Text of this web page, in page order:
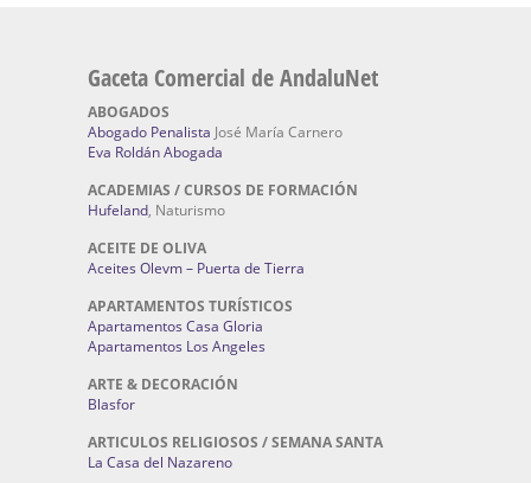
Gaceta Comercial de AndaluNet
ABOGADOS
Abogado Penalista José María Carnero
Eva Roldán Abogada
ACADEMIAS / CURSOS DE FORMACIÓN
Hufeland, Naturismo
ACEITE DE OLIVA
Aceites Olevm – Puerta de Tierra
APARTAMENTOS TURÍSTICOS
Apartamentos Casa Gloria
Apartamentos Los Angeles
ARTE & DECORACIÓN
Blasfor
ARTICULOS RELIGIOSOS / SEMANA SANTA
La Casa del Nazareno